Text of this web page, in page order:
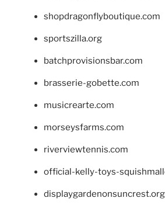
shopdragonflyboutique.com
sportszilla.org
batchprovisionsbar.com
brasserie-gobette.com
musicrearte.com
morseysfarms.com
riverviewtennis.com
official-kelly-toys-
displaygardenonsuncrest.org